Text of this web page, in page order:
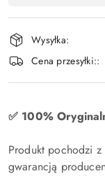
,
płatność
i
dostawa
Wysyłka:
Cena przesyłki::
✅ 100%
Produkt pochodzi z
gwarancją